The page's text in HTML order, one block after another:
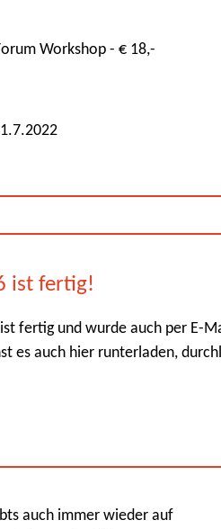
Workshop - € 18,-
ist fertig!
fertig und wurde auch per E-
es auch hier runterladen,
auch immer wieder auf